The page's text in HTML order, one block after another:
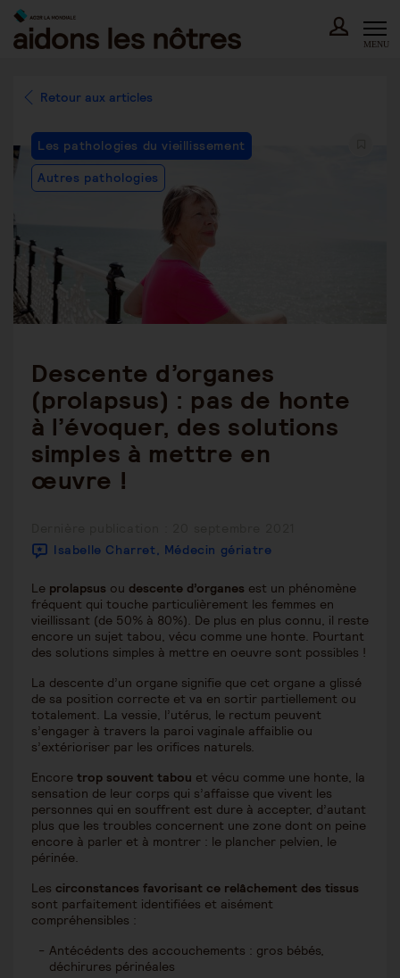
Skip
content
MENU
Retour aux articles
Descente d’organes
(prolapsus) : pas de honte
à l’évoquer, des solutions
simples à mettre en
œuvre !
publiée :
Isabelle Charret, Médecin gériatre
Les pathologies du vieillissement
Autres pathologies
Le prolapsus ou descente d’organes est un phénomène
fréquent qui touche particulièrement les femmes en
vieillissant (de 50% à 80%). De plus en plus connu, il reste
encore un sujet tabou, vécu comme une honte. Pourtant
des solutions simples à mettre en oeuvre sont possibles !
La descente d’un organe signifie que cet organe a glissé
de sa position correcte et va en sortir partiellement ou
totalement. La vessie, l’utérus, le rectum peuvent
s’engager à travers la paroi vaginale affaiblie ou
s’extérioriser par les orifices naturels.
Encore trop souvent tabou et vécu comme une honte, la
sensation de leur corps qui s’affaisse que vivent les
personnes qui en souffrent est dure à accepter, d’autant
plus que les troubles concernent une zone dont on peine
encore à parler et à montrer : le plancher pelvien, le
périnée.
Les circonstances favorisant ce relâchement des tissus
sont parfaitement identifiées et aisément
compréhensibles :
Antécédents des accouchements : gros bébés,
déchirures périnéales